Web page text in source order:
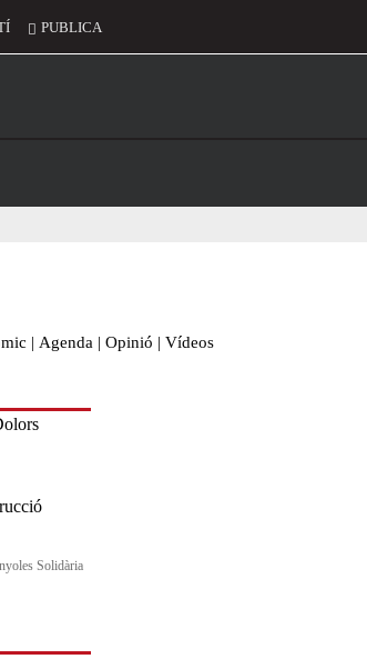
PUBLICA
| Agenda | Opinió | Vídeos
Solidària